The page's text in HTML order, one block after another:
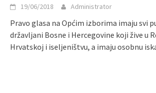
19/06/2018 Administrator
Pravo glasa na Općim izborima imaju svi
državljani Bosne i Hercegovine koji žive u
Hrvatskoj i iseljeništvu, a imaju osobnu